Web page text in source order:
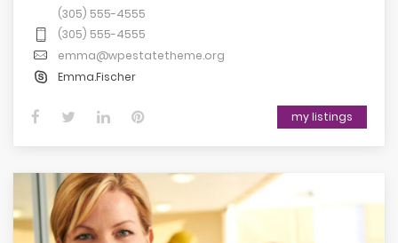
(305) 555-4555
(305) 555-4555
emma@wpestatetheme.org
Emma.Fischer
my listings